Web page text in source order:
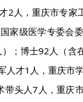
2人，重庆市专
家级医学专委
；博士92人（
人才1人，重庆市
带头人7人，重庆